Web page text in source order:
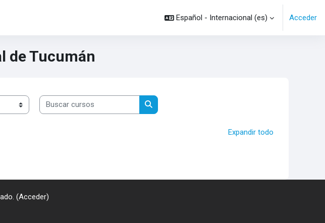
Español - Internacional ‎(es)‎ Acceder
de Tucumán
Buscar cursos
Buscar cursos
Expandir todo
(Acceder)